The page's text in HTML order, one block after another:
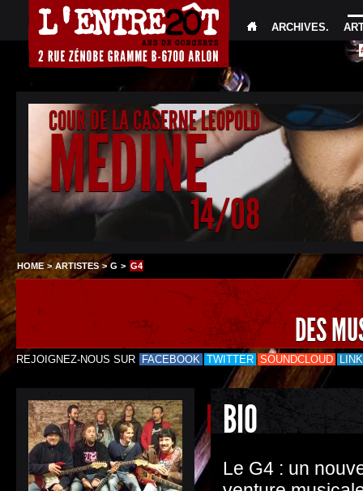
ARCHIVES.
COUR DE LA CASERNE LEOPOLD
MEDINE
14/08
HOME >ARTISTES>G > G4
DES
REJOIGNEZ-NOUS SUR FACEBOOK TWITTER SOUNDCLOUD
BIO
Le G4 : un